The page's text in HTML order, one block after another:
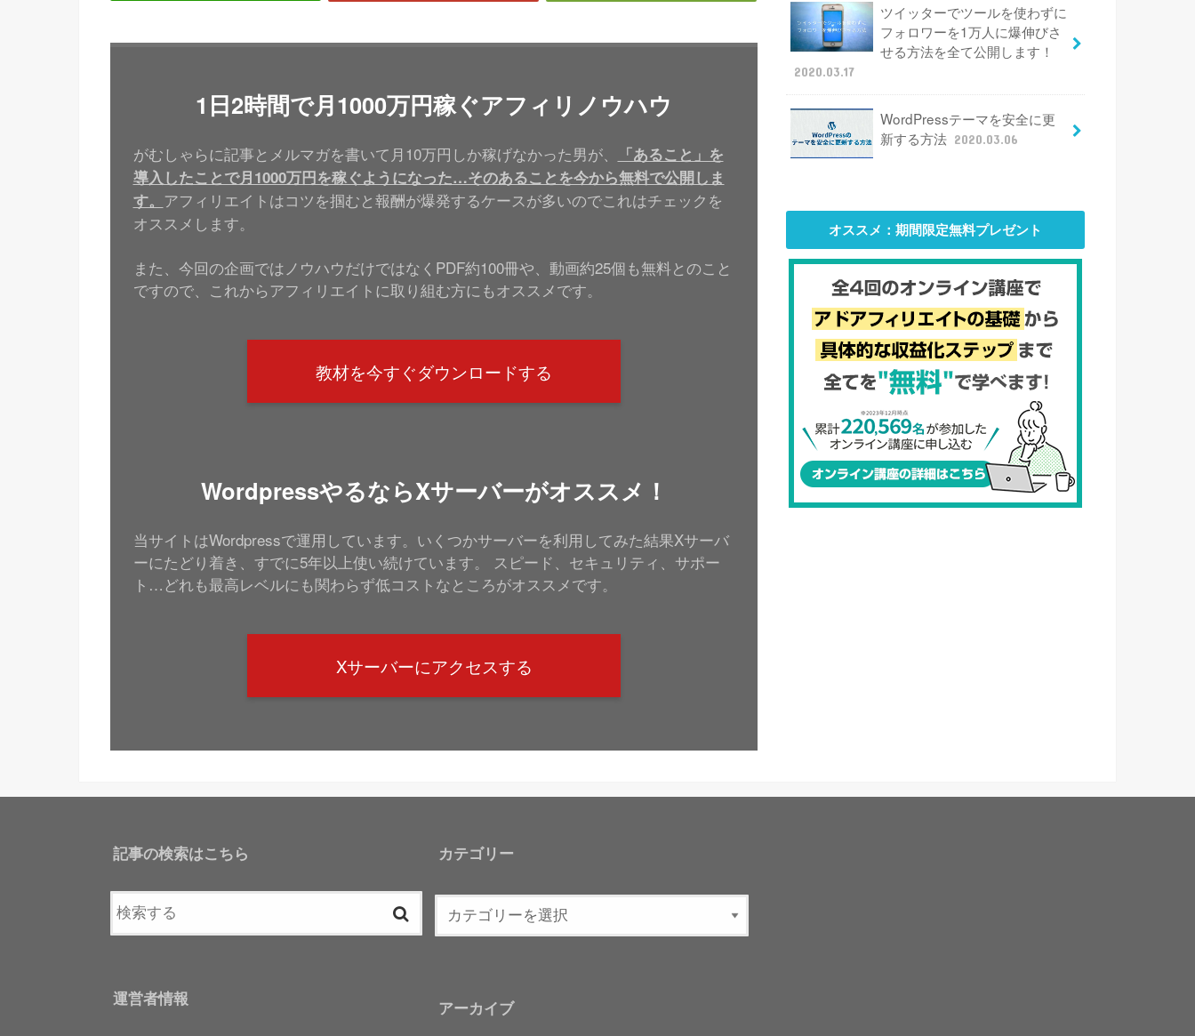
1日2時間で月1000万円稼ぐアフィリノウハウ
がむしゃらに記事とメルマガを書いて月10万円しか稼げなかった男が、
「あること」を
導入したことで月1000万円を稼ぐようになった…そのあることを今から無料で公開しま
す。 アフィリエイトはコツを掴むと報酬が爆発するケースが多いのでこれはチェックを
オススメします。
また、今回の企画ではノウハウだけではなくPDF約100冊や、動画約25個も無料とのこと
ですので、これからアフィリエイトに取り組む方にもオススメです。
教材を今すぐダウンロードする
WordpressやるならXサーバーがオススメ！
当サイトはWordpressで運用しています。いくつかサーバーを利用してみた結果Xサーバ
ーにたどり着き、すでに5年以上使い続けています。 スピード、セキュリティ、サポー
ト…どれも最高レベルにも関わらず低コストなところがオススメです。
Xサーバーにアクセスする
ツイッターでツールを使わずに
フォロワーを1万人に爆伸びさ
せる方法を全て公開します！
2020.03.17
WordPressテーマを安全に更
新する方法 2020.03.06
オススメ：期間限定無料プレゼント
記事の検索はこちら
運営者情報
カテゴリー
アーカイブ